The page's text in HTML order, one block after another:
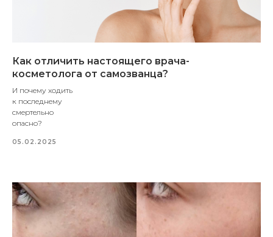
Как отличить настоящего врача-
косметолога от самозванца?
И почему ходить
к последнему
смертельно
опасно?
05.02.2025